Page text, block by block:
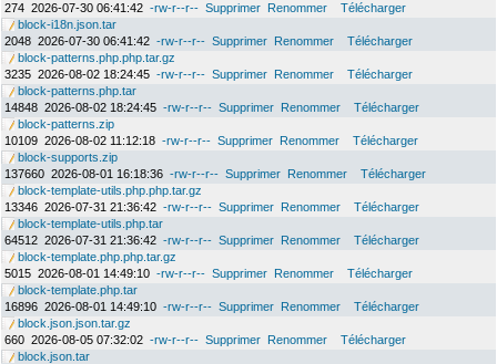
274 2026-07-30 06:41:42 -rw-r--r-- Supprimer Renommer
Télécharger
block-i18n.json.tar
2048 2026-07-30 06:41:42 -rw-r--r-- Supprimer Renommer
Télécharger
block-patterns.php.php.tar.gz
3235 2026-08-02 18:24:45 -rw-r--r-- Supprimer Renommer
Télécharger
block-patterns.php.tar
14848 2026-08-02 18:24:45 -rw-r--r-- Supprimer Renommer
Télécharger
block-patterns.zip
10109 2026-08-02 11:12:18 -rw-r--r-- Supprimer Renommer
Télécharger
block-supports.zip
137660 2026-08-01 16:18:36 -rw-r--r-- Supprimer Renommer
Télécharger
block-template-utils.php.php.tar.gz
13346 2026-07-31 21:36:42 -rw-r--r-- Supprimer Renommer
Télécharger
block-template-utils.php.tar
64512 2026-07-31 21:36:42 -rw-r--r-- Supprimer Renommer
Télécharger
block-template.php.php.tar.gz
5015 2026-08-01 14:49:10 -rw-r--r-- Supprimer Renommer
Télécharger
block-template.php.tar
16896 2026-08-01 14:49:10 -rw-r--r-- Supprimer Renommer
Télécharger
block.json.json.tar.gz
660 2026-08-05 07:32:02 -rw-r--r-- Supprimer Renommer
Télécharger
block.json.tar